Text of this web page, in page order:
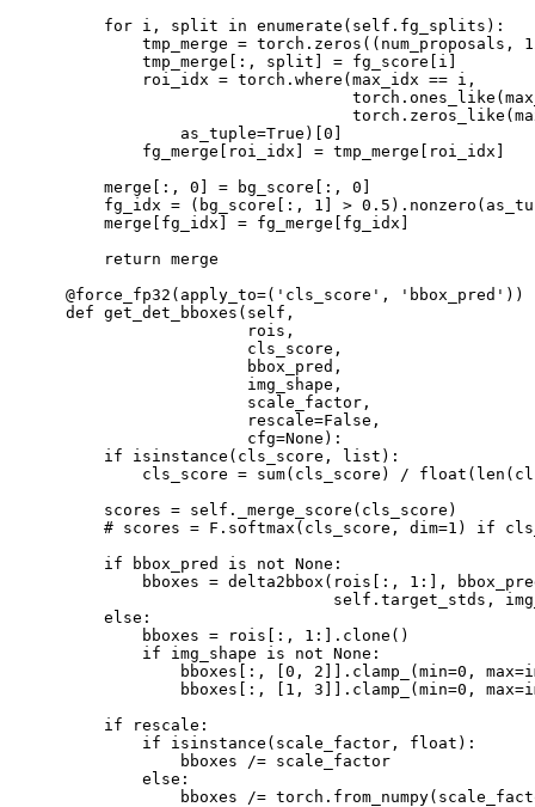
for i, split in enumerate ( self.fg_splits ) :
            tmp_merge
= torch.zeros (( num_proposals ,
            tmp_merge
:, split = fg_score i
            roi_idx
= torch.where ( max_idx == i,
                                  torch.ones_like
(
                                  torch.zeros_like
(
as_tuple=True ) 0
            fg_merge
roi_idx = tmp_merge roi_idx
        merge
:, 0 = bg_score :, 0
        fg_idx
= ( bg_score :, 1 > 0.5 ) .nonzero (
        merge
fg_idx = fg_merge fg_idx
return merge
    @force_fp32
( apply_to=( 'cls_score' , 'bbox_pred' ))
    def get_det_bboxes
( self,
                       rois,
                       cls_score,
                       bbox_pred,
                       img_shape,
                       scale_factor,
rescale=False,
cfg=None ) :
if isinstance ( cls_score, list ) :
            cls_score
= sum( cls_score ) / float ( len (
        scores
= self._merge_score ( cls_score )
# scores = F.softmax(cls_score, dim=1) if
if bbox_pred is not None:
            bboxes
= delta2bbox ( rois :, 1 :
,
self.target_stds,
        else:
            bboxes
= rois :, 1 : .clone ( )
if img_shape is not None:
                bboxes
:, 0 , 2 .clamp_ ( min=0 , max=
                bboxes
:, 1 , 3 .clamp_ ( min=0 , max=
if rescale:
if isinstance ( scale_factor, float ) :
                bboxes /
= scale_factor
            else:
                bboxes /
= torch.from_numpy(